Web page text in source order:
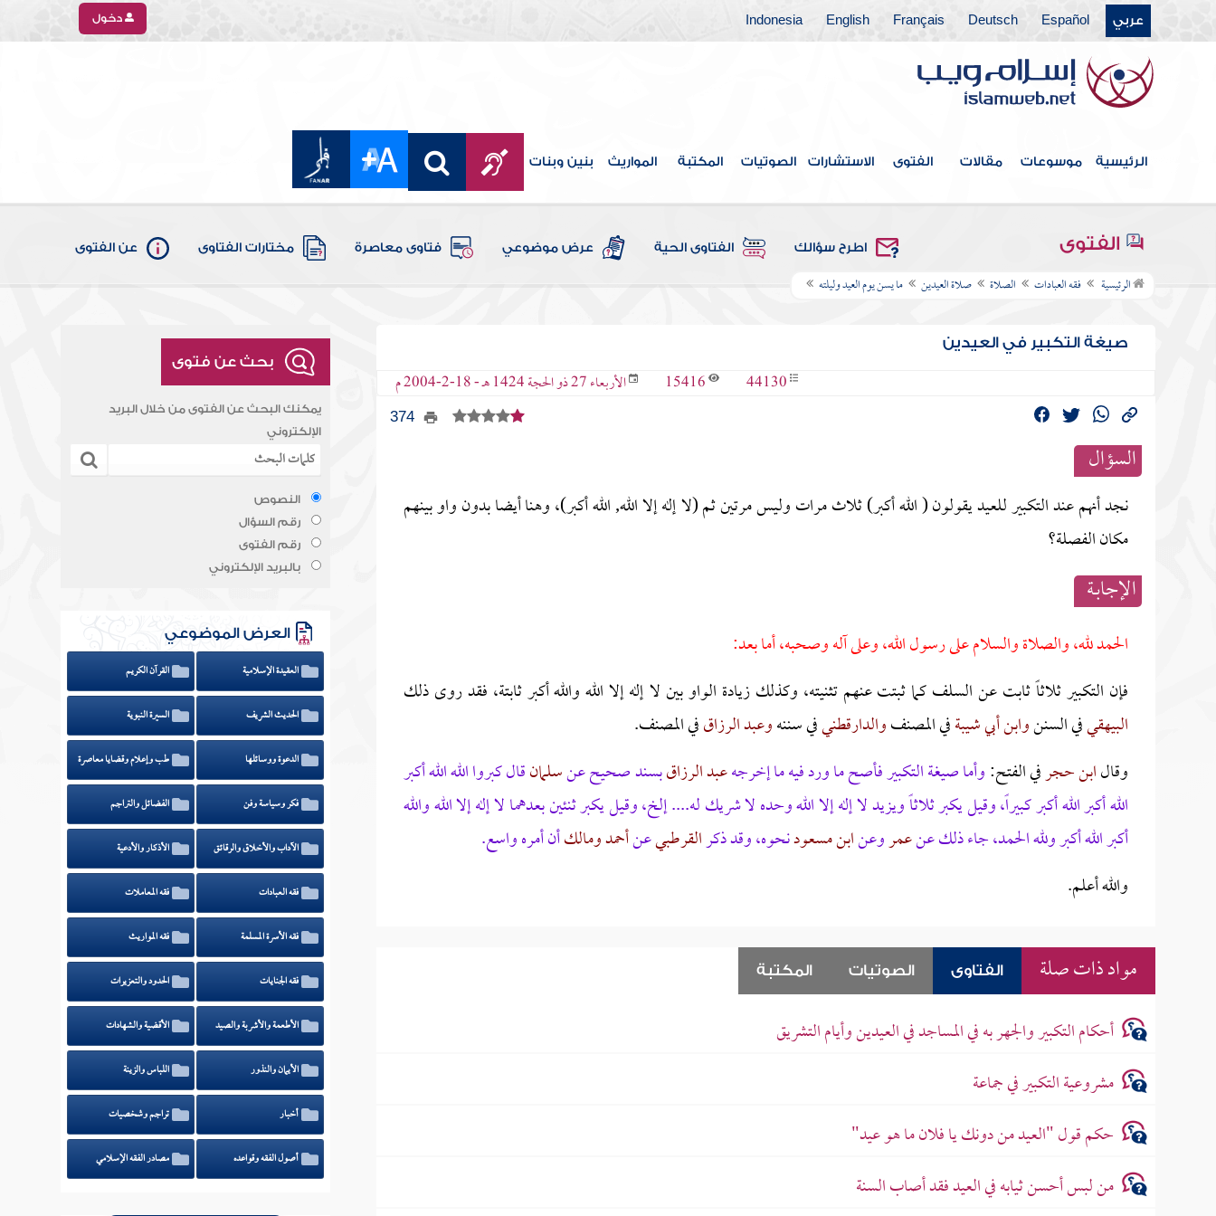
عربي Español
Deutsch
Français
English
Indonesia دخول
الرئيسية موسوعات مقالات الفتوى الاستشارات الصوتيات المكتبة المواريث بنين وبنات
الفتوى اطرح سؤالك الفتاوى الحية عرض موضوعي فتاوى معاصرة مختارات الفتاوى عن الفتوى
الرئيسية فقه العبادات الصلاة صلاة العيدين ما يسن يوم العيد وليلته
صيغة التكبير في العيدين
44130
15416 الأربعاء 27 ذو الحجة 1424 هـ - 18-2-2004 م
374
السؤال
نجد أنهم عند التكبير للعيد يقولون ( الله أكبر) ثلاث مرات وليس مرتين ثم (لا إله إلا الله, الله أكبر)، وهنا أيضا بدون واو بينهم
مكان الفصلة؟
الإجابــة
الحمد لله، والصلاة والسلام على رسول الله، وعلى آله وصحبه، أما بعد:
فإن التكبير ثلاثاً ثابت عن السلف كما ثبتت عنهم تثنيته، وكذلك زيادة الواو بين لا إله إلا الله والله أكبر ثابتة، فقد روى ذلك
البيهقيفي السننوابن أبي شيبةفي المصنفوالدارقطنيفي سننهوعبد الرزاقفي المصنف.
وقالابن حجرفي الفتح:وأما صيغة التكبير فأصح ما ورد فيه ما إخرجهعبد الرزاقبسند صحيح عنسلمانقال كبروا الله الله أكبر
الله أكبر الله أكبر كبيراً، وقيل يكبر ثلاثاً ويزيد لا إله إلا الله وحده لا شريك له.... إلخ، وقيل يكبر ثنئين بعدهما لا إله إلا الله والله
أكبر الله أكبر ولله الحمد، جاء ذلك عنعمروعنابنمسعودنحوه، وقد ذكرالقرطبيعنأحمد ومالكأن أمره واسع.
والله أعلم.
مواد ذات صلة الفتاوى الصوتيات المكتبة
أحكام التكبير والجهر به في المساجد في العيدين وأيام التشريق
مشروعية التكبير في جماعة
حكم قول "العيد من دونك يا فلان ما هو عيد"
من لبس أحسن ثيابه في العيد فقد أصاب السنة
بحث عن فتوى
يمكنك البحث عن الفتوى من خلال البريد
الإلكتروني
النصوص
رقم السؤال
رقم الفتوى
بالبريد الإلكتروني
العرض الموضوعي
العقيدة الإسلامية القرآن الكريم
الحديث الشريف السيرة النبوية
الدعوة ووسائلها طب وإعلام وقضايا معاصرة
فكر وسياسة وفن الفضائل والتراجم
الآداب والأخلاق والرقائق الأذكار والأدعية
فقه العبادات فقه المعاملات
فقه الأسرة المسلمة فقه المواريث
فقه الجنايات الحدود والتعزيرات
الأطعمة والأشربة والصيد الأقضية والشهادات
الأيمان والنذور اللباس والزينة
أخبار تراجم وشخصيات
أصول الفقه وقواعده مصادر الفقه الإسلامي